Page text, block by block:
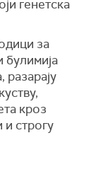
генетска
за
булимија
разарају
кроз
строгу